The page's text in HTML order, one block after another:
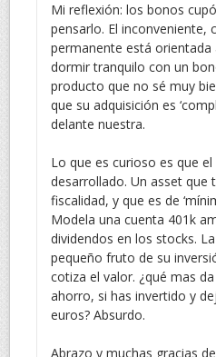
Mi reflexión: los bonos
pensarlo. El inconveniente,
permanente está
dormir tranquilo con un
producto que no sé muy
que su adquisición es
delante nuestra.
Lo que es curioso es que
desarrollado. Un asset
fiscalidad, y que es de
Modela una cuenta 401k
dividendos en los stocks.
pequeño fruto de su
cotiza el valor. ¿qué mas
ahorro, si has invertido y
euros? Absurdo.
Abrazo y muchas gracias